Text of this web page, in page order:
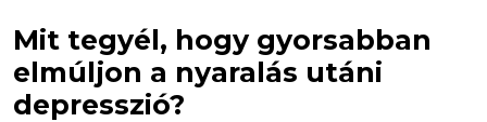
Mit tegyél, hogy gyorsabban
elmúljon a nyaralás utáni
depresszió?